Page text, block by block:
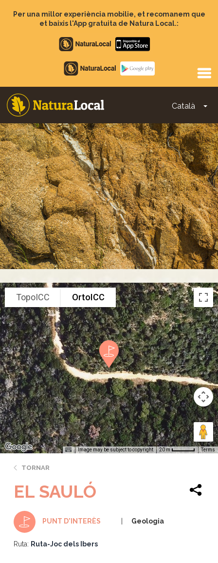
Per una millor experiència mobilie, et recomanem que
et baixis l'App gratuita de Natura Local.:
Apple
store
Google
Play
Català
Main
navigation
TopoICC OrtoICC
Image may be subject to copyright 20 m Terms
TORNAR
EL SAULÓ
PUNT D'INTERÈS Geologia
Ruta: Ruta-Joc dels Ibers